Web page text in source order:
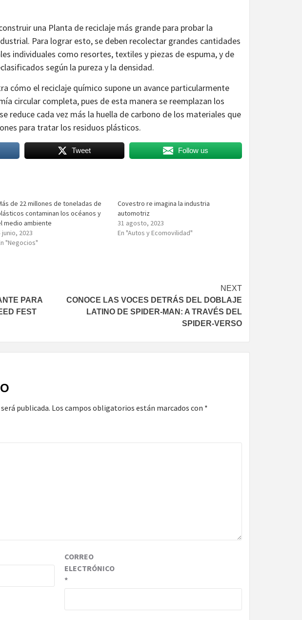
una Planta de reciclaje más grande para probar la
Para lograr esto, se deben recolectar grandes cantidades
individuales como resortes, textiles y piezas de espuma, y de
según la pureza y la densidad.
cómo el reciclaje químico supone un avance particularmente
circular completa, pues de esta manera se reemplazan los
reduce cada vez más la huella de carbono de los materiales que
para tratar los residuos plásticos.
Tweet Follow us
de 22 millones de toneladas de
contaminan los océanos y
medio ambiente
junio, 2023
"Negocios"
Covestro re imagina la industria
automotriz
31 agosto, 2023
En "Autos y Ecomovilidad"
PARA
FEST
NEXT
CONOCE LAS VOCES DETRÁS DEL DOBLAJE
LATINO DE SPIDER-MAN: A TRAVÉS DEL
SPIDER-VERSO
publicada. Los campos obligatorios están marcados con *
CORREO
ELECTRÓNICO
*